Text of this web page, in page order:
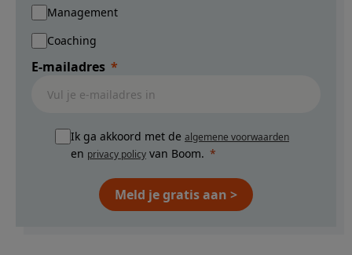
Management
Coaching
E-mailadres
Ik ga akkoord met de algemene voorwaarden
en privacy policy van Boom.
Meld je gratis aan >